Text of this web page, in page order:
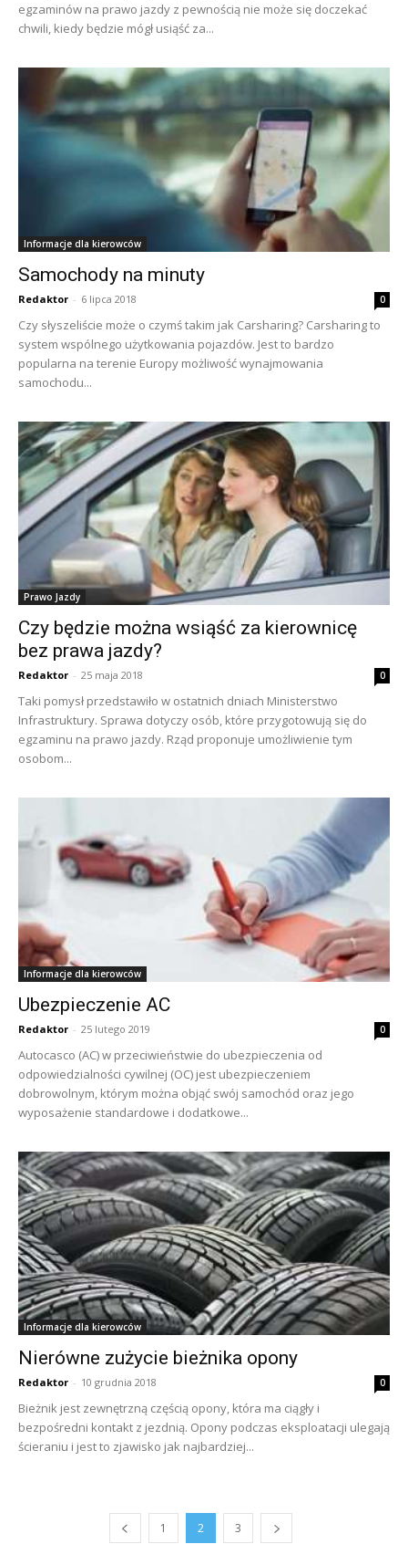
egzaminów na prawo jazdy z pewnością nie może się doczekać
chwili, kiedy będzie mógł usiąść za...
Informacje dla kierowców
Samochody na minuty
Redaktor - 6 lipca 2018 0
Czy słyszeliście może o czymś takim jak Carsharing? Carsharing to
system wspólnego użytkowania pojazdów. Jest to bardzo
popularna na terenie Europy możliwość wynajmowania
samochodu...
Prawo Jazdy
Czy będzie można wsiąść za kierownicę
bez prawa jazdy?
Redaktor - 25 maja 2018 0
Taki pomysł przedstawiło w ostatnich dniach Ministerstwo
Infrastruktury. Sprawa dotyczy osób, które przygotowują się do
egzaminu na prawo jazdy. Rząd proponuje umożliwienie tym
osobom...
Informacje dla kierowców
Ubezpieczenie AC
Redaktor - 25 lutego 2019 0
Autocasco (AC) w przeciwieństwie do ubezpieczenia od
odpowiedzialności cywilnej (OC) jest ubezpieczeniem
dobrowolnym, którym można objąć swój samochód oraz jego
wyposażenie standardowe i dodatkowe...
Informacje dla kierowców
Nierówne zużycie bieżnika opony
Redaktor - 10 grudnia 2018 0
Bieżnik jest zewnętrzną częścią opony, która ma ciągły i
bezpośredni kontakt z jezdnią. Opony podczas eksploatacji ulegają
ścieraniu i jest to zjawisko jak najbardziej...
1 2 3